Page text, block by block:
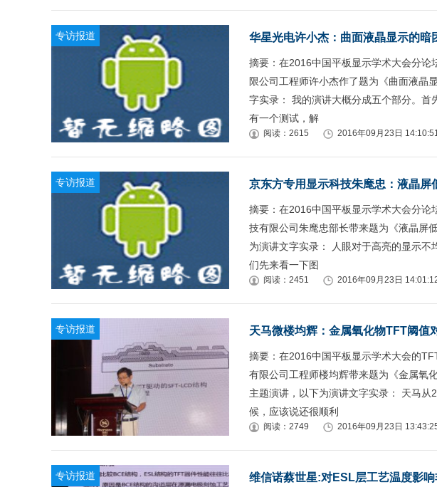
专访报道 华星光电许小杰：曲面液晶显示的暗
摘要：在2016中国平板显示学术大会分
限公司工程师许小杰作了题为《曲面液晶
字实录： 我的演讲大概分成五个部分。首
有一个测试，解
阅读：2615 2016年09月23日
专访报道 京东方专用显示科技朱麾忠：液晶屏
摘要：在2016中国平板显示学术大会分
技有限公司朱麾忠部长带来题为《液晶屏
为演讲文字实录： 人眼对于高亮的显示
们先来看一下图
阅读：2451 2016年09月23日
专访报道 天马微楼均辉：金属氧化物TFT阈值
摘要：在2016中国平板显示学术大会的
有限公司工程师楼均辉带来题为《金属氧
主题演讲，以下为演讲文字实录： 天马
候，应该说还很顺利
阅读：2749 2016年09月23日
专访报道 维信诺蔡世星:对ESL层工艺温度影